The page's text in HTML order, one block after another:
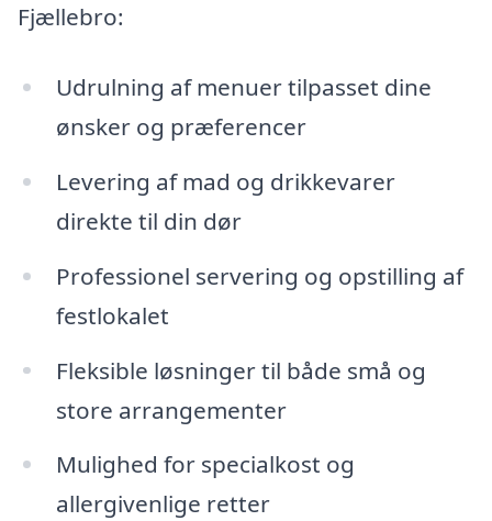
Fjællebro:
Udrulning af menuer tilpasset dine
ønsker og præferencer
Levering af mad og drikkevarer
direkte til din dør
Professionel servering og opstilling af
festlokalet
Fleksible løsninger til både små og
store arrangementer
Mulighed for specialkost og
allergivenlige retter